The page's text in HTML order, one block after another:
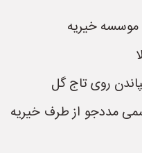
خیریه
روی تاج گل
مددجو از طرف خیریه